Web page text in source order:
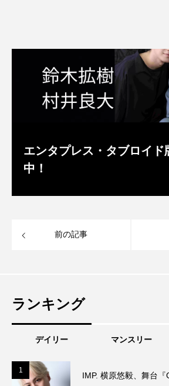
エンタプレス・タブロイド
中！
前の記事
ランキング
デイリー マンスリー
1
IMP. 横原悠毅、舞台